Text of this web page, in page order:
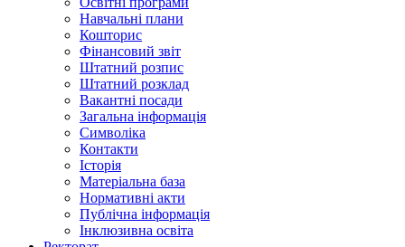
Навчальні плани
Кошторис
Фінансовий звіт
Штатний розпис
Штатний розклад
Вакантні посади
Загальна інформація
Символіка
Контакти
Історія
Матеріальна база
Нормативні акти
Публічна інформація
Інклюзивна освіта